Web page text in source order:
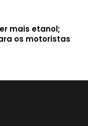
mais etanol;
os motoristas